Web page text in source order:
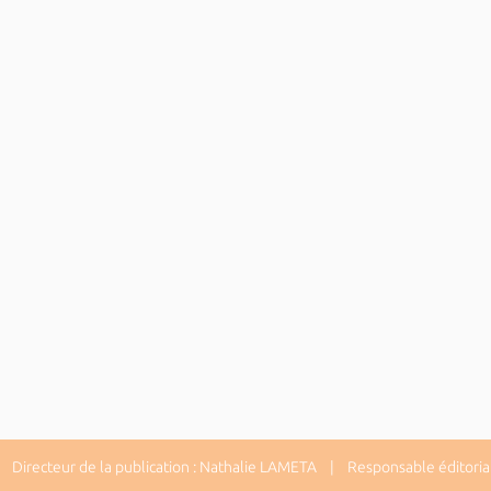
de la publication : Nathalie LAMETA | Responsable éditorial